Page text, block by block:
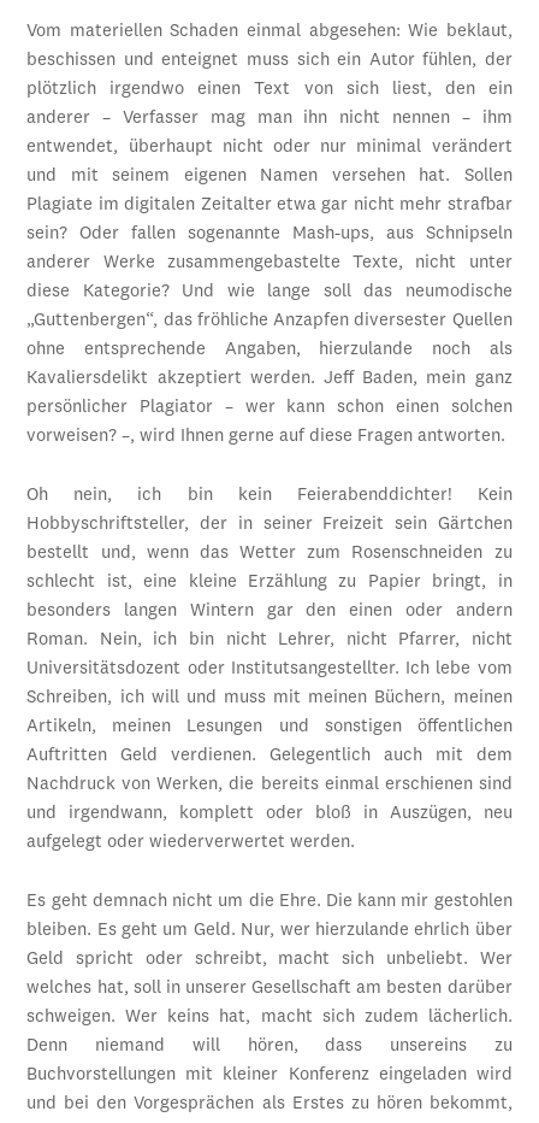
Vom materiellen Schaden einmal abgesehen: Wie beklaut,
beschissen und enteignet muss sich ein Autor fühlen, der
plötzlich irgendwo einen Text von sich liest, den ein
anderer – Verfasser mag man ihn nicht nennen – ihm
entwendet, überhaupt nicht oder nur minimal verändert
und mit seinem eigenen Namen versehen hat. Sollen
Plagiate im digitalen Zeitalter etwa gar nicht mehr strafbar
sein? Oder fallen sogenannte Mash-ups, aus Schnipseln
anderer Werke zusammengebastelte Texte, nicht unter
diese Kategorie? Und wie lange soll das neumodische
„Guttenbergen“, das fröhliche Anzapfen diversester Quellen
ohne entsprechende Angaben, hierzulande noch als
Kavaliersdelikt akzeptiert werden. Jeff Baden, mein ganz
persönlicher Plagiator – wer kann schon einen solchen
vorweisen? –, wird Ihnen gerne auf diese Fragen antworten.
Oh nein, ich bin kein Feierabenddichter! Kein
Hobbyschriftsteller, der in seiner Freizeit sein Gärtchen
bestellt und, wenn das Wetter zum Rosenschneiden zu
schlecht ist, eine kleine Erzählung zu Papier bringt, in
besonders langen Wintern gar den einen oder andern
Roman. Nein, ich bin nicht Lehrer, nicht Pfarrer, nicht
Universitätsdozent oder Institutsangestellter. Ich lebe vom
Schreiben, ich will und muss mit meinen Büchern, meinen
Artikeln, meinen Lesungen und sonstigen öffentlichen
Auftritten Geld verdienen. Gelegentlich auch mit dem
Nachdruck von Werken, die bereits einmal erschienen sind
und irgendwann, komplett oder bloß in Auszügen, neu
aufgelegt oder wiederverwertet werden.
Es geht demnach nicht um die Ehre. Die kann mir gestohlen
bleiben. Es geht um Geld. Nur, wer hierzulande ehrlich über
Geld spricht oder schreibt, macht sich unbeliebt. Wer
welches hat, soll in unserer Gesellschaft am besten darüber
schweigen. Wer keins hat, macht sich zudem lächerlich.
Denn niemand will hören, dass unsereins zu
Buchvorstellungen mit kleiner Konferenz eingeladen wird
und bei den Vorgesprächen als Erstes zu hören bekommt,